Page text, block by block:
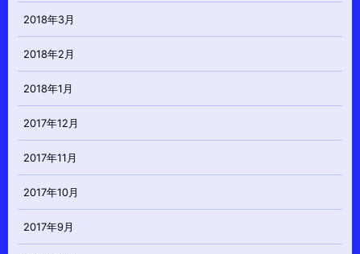
2018年3月
2018年2月
2018年1月
2017年12月
2017年11月
2017年10月
2017年9月